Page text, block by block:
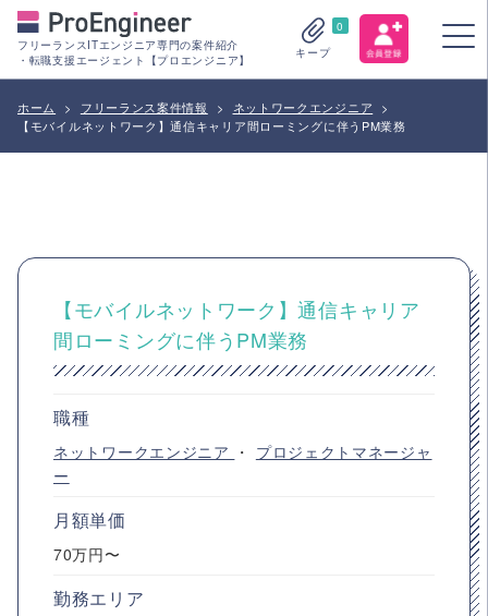
フリーランスITエンジニア専門の案件紹介
・転職支援エージェント【プロエンジニア】
0
キープ
ホーム > フリーランス案件情報 > ネットワークエンジニア
>
【モバイルネットワーク】通信キャリア間ローミングに伴うPM業務
【モバイルネットワーク】通信キャリア
間ローミングに伴うPM業務
職種
ネットワークエンジニア ・ プロジェクトマネージャ
ー
月額単価
70万円〜
勤務エリア